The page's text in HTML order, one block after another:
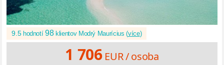
9.5 hodnotí98klientov Modrý Maurícius (více)
1 706 EUR /osoba